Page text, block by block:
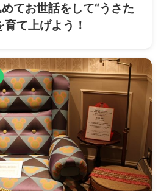
てお世話をして“うさた
育て上げよう！